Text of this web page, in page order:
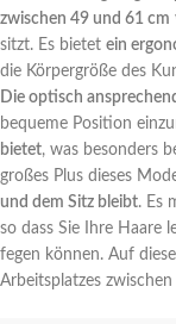
zwischen 49 und 61 cm
sitzt. Es bietet ein
die Körpergröße des
Die optisch
bequeme Position
bietet, was besonders
großes Plus dieses
und dem Sitz bleibt. Es
so dass Sie Ihre Haare
fegen können. Auf
Arbeitsplatzes